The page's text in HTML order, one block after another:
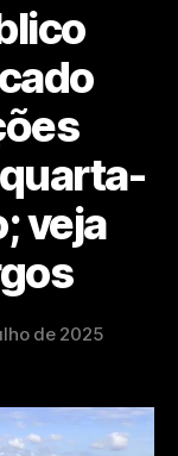
veja
de 2025